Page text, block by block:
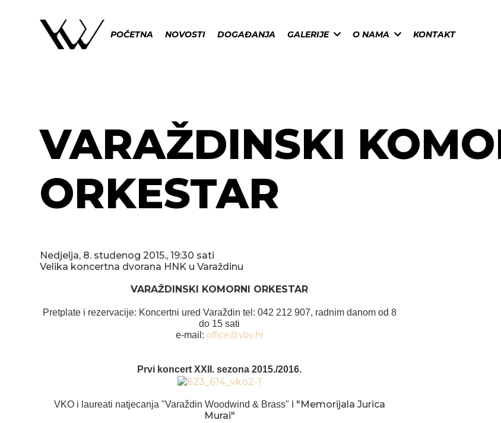
POČETNA NOVOSTI DOGAĐANJA GALERIJE O NAMA KONTAKT
VARAŽDINSKI
ORKESTAR
Nedjelja, 8. studenog 2015., 19:30 sati
Velika koncertna dvorana HNK u Varaždinu
VARAŽDINSKI KOMORNI ORKESTAR
Pretplate i rezervacije: Koncertni ured Varaždin tel: 042 212 907, radnim danom od 8
do 15 sati
e-mail: office@vbv.hr
Prvi koncert XXII. sezona 2015./2016.
VKO i laureati natjecanja "Varaždin Woodwind & Brass" i "Memorijala Jurica
Murai"